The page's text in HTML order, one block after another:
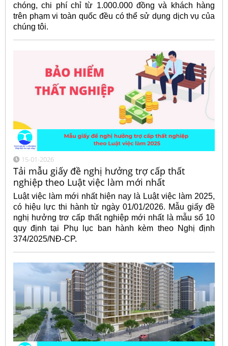
chóng, chi phí chỉ từ 1.000.000 đồng và khách hàng
trên phạm vi toàn quốc đều có thể sử dụng dịch vụ của
chúng tôi.
15-01-2026
Tải mẫu giấy đề nghị hưởng trợ cấp thất
nghiệp theo Luật việc làm mới nhất
Luật việc làm mới nhất hiện nay là Luật việc làm 2025,
có hiệu lực thi hành từ ngày 01/01/2026. Mẫu giấy đề
nghị hưởng trơ cấp thất nghiệp mới nhất là mẫu số 10
quy định tại Phụ lục ban hành kèm theo Nghị định
374/2025/NĐ-CP.